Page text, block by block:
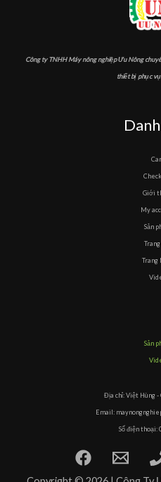
Công ty TNHH Máy nông nghiệp Ưu Nông
thiết bị phục
Giới
My
Sản
Trang
Trang
Sản
Địa chỉ: Việt Hùng -
Email:
Số điện thoại: